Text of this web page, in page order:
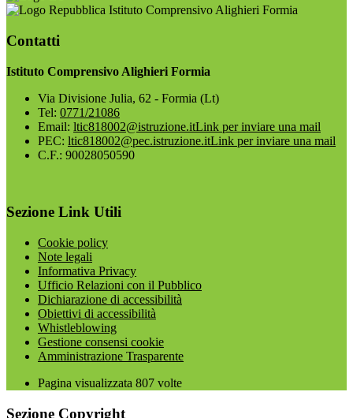
Istituto Comprensivo Alighieri Formia
Contatti
Istituto Comprensivo Alighieri Formia
Via Divisione Julia, 62 - Formia (Lt)
Tel: 0771/21086
Email: ltic818002@istruzione.itLink per inviare una mail
PEC: ltic818002@pec.istruzione.itLink per inviare una mail
C.F.: 90028050590
Sezione Link Utili
Cookie policy
Note legali
Informativa Privacy
Ufficio Relazioni con il Pubblico
Dichiarazione di accessibilità
Obiettivi di accessibilità
Whistleblowing
Gestione consensi cookie
Amministrazione Trasparente
Pagina visualizzata 807 volte
Sezione Copyright